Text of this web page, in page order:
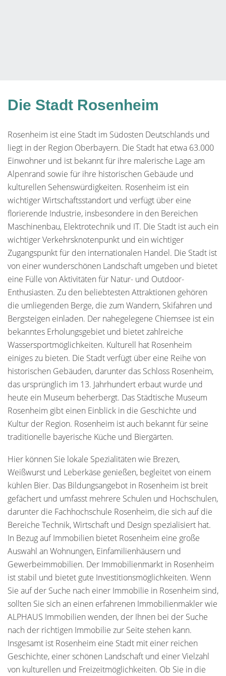
Die Stadt Rosenheim
Rosenheim ist eine Stadt im Südosten Deutschlands und
liegt in der Region Oberbayern. Die Stadt hat etwa 63.000
Einwohner und ist bekannt für ihre malerische Lage am
Alpenrand sowie für ihre historischen Gebäude und
kulturellen Sehenswürdigkeiten. Rosenheim ist ein
wichtiger Wirtschaftsstandort und verfügt über eine
florierende Industrie, insbesondere in den Bereichen
Maschinenbau, Elektrotechnik und IT. Die Stadt ist auch ein
wichtiger Verkehrsknotenpunkt und ein wichtiger
Zugangspunkt für den internationalen Handel. Die Stadt ist
von einer wunderschönen Landschaft umgeben und bietet
eine Fülle von Aktivitäten für Natur- und Outdoor-
Enthusiasten. Zu den beliebtesten Attraktionen gehören
die umliegenden Berge, die zum Wandern, Skifahren und
Bergsteigen einladen. Der nahegelegene Chiemsee ist ein
bekanntes Erholungsgebiet und bietet zahlreiche
Wassersportmöglichkeiten. Kulturell hat Rosenheim
einiges zu bieten. Die Stadt verfügt über eine Reihe von
historischen Gebäuden, darunter das Schloss Rosenheim,
das ursprünglich im 13. Jahrhundert erbaut wurde und
heute ein Museum beherbergt. Das Städtische Museum
Rosenheim gibt einen Einblick in die Geschichte und
Kultur der Region. Rosenheim ist auch bekannt für seine
traditionelle bayerische Küche und Biergärten.
Hier können Sie lokale Spezialitäten wie Brezen,
Weißwurst und Leberkäse genießen, begleitet von einem
kühlen Bier. Das Bildungsangebot in Rosenheim ist breit
gefächert und umfasst mehrere Schulen und Hochschulen,
darunter die Fachhochschule Rosenheim, die sich auf die
Bereiche Technik, Wirtschaft und Design spezialisiert hat.
In Bezug auf Immobilien bietet Rosenheim eine große
Auswahl an Wohnungen, Einfamilienhäusern und
Gewerbeimmobilien. Der Immobilienmarkt in Rosenheim
ist stabil und bietet gute Investitionsmöglichkeiten. Wenn
Sie auf der Suche nach einer Immobilie in Rosenheim sind,
sollten Sie sich an einen erfahrenen Immobilienmakler wie
ALPHAUS Immobilien wenden, der Ihnen bei der Suche
nach der richtigen Immobilie zur Seite stehen kann.
Insgesamt ist Rosenheim eine Stadt mit einer reichen
Geschichte, einer schönen Landschaft und einer Vielzahl
von kulturellen und Freizeitmöglichkeiten. Ob Sie in die